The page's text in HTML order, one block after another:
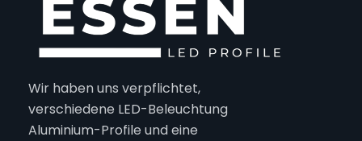
Wir haben uns verpflichtet,
verschiedene LED-Beleuchtung
Aluminium-Profile und eine